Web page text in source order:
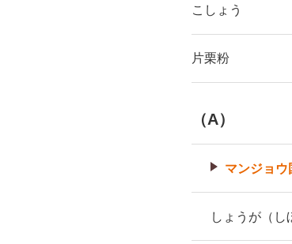
こしょう
片栗粉
（A）
マンジョ
しょうが（し